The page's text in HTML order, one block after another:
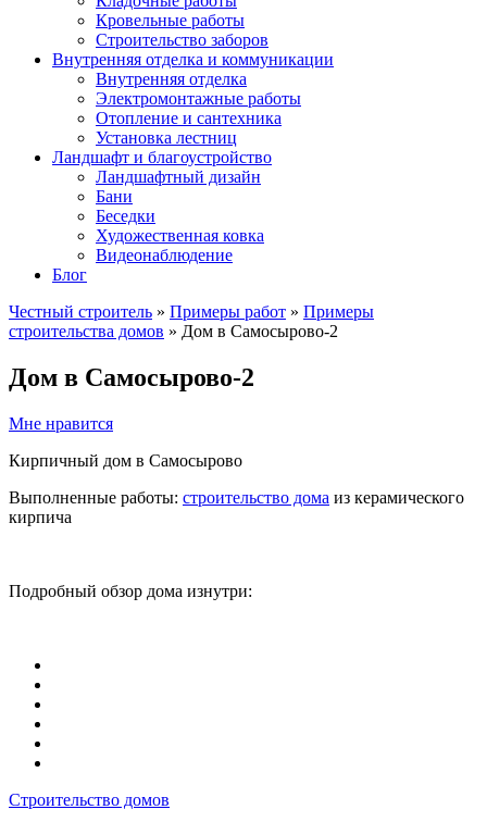
Кровельные работы
Строительство заборов
Внутренняя отделка и коммуникации
Внутренняя отделка
Электромонтажные работы
Отопление и сантехника
Установка лестниц
Ландшафт и благоустройство
Ландшафтный дизайн
Бани
Беседки
Художественная ковка
Видеонаблюдение
Блог
Честный строитель » Примеры работ » Примеры
строительства домов » Дом в Самосырово-2
Дом в Самосырово-2
Мне нравится
Кирпичный дом в Самосырово
Выполненные работы: строительство дома из керамического
кирпича
Подробный обзор дома изнутри:
Строительство домов